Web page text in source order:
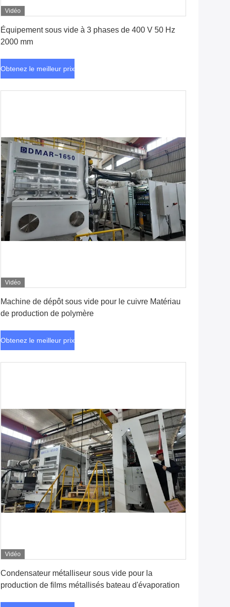
Vidéo
Équipement sous vide à 3 phases de 400 V 50 Hz
2000 mm
Obtenez le meilleur prix
Vidéo
Machine de dépôt sous vide pour le cuivre Matériau
de production de polymère
Obtenez le meilleur prix
Vidéo
Condensateur métalliseur sous vide pour la
production de films métallisés bateau d'évaporation